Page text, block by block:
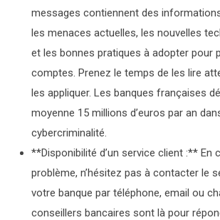
messages contiennent des
les menaces actuelles, les nouvelles
et les bonnes pratiques à adopter pour
comptes. Prenez le temps de les lire
les appliquer. Les banques françaises
moyenne 15 millions d’euros par an
cybercriminalité.
**Disponibilité d’un service client :** En
problème, n’hésitez pas à contacter le
votre banque par téléphone, email ou
conseillers bancaires sont là pour